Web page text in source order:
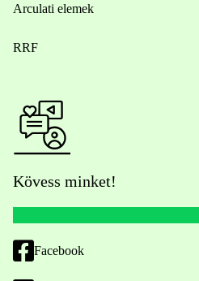
Arculati elemek
RRF
Kövess minket!
Facebook